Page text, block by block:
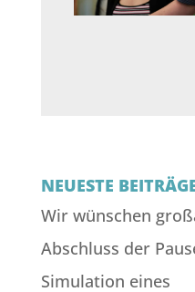
NEUESTE
Wir wünschen
Abschluss der
Simulation eines